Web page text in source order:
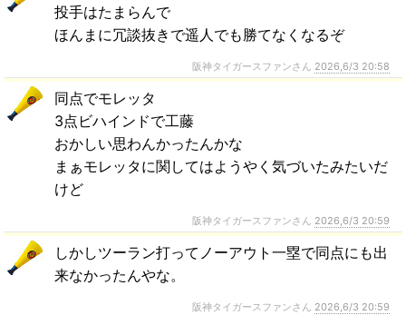
投手はたまらんで
ほんまに冗談抜きで遥人でも勝てなくなるぞ
阪神タイガースファンさん 2026,6/3 20:58
同点でモレッタ
3点ビハインドで工藤
おかしい思わんかったんかな
まぁモレッタに関してはようやく気づいたみたいだ
けど
阪神タイガースファンさん 2026,6/3 20:59
しかしツーラン打ってノーアウト一塁で同点にも出
来なかったんやな。
阪神タイガースファンさん 2026,6/3 20:59